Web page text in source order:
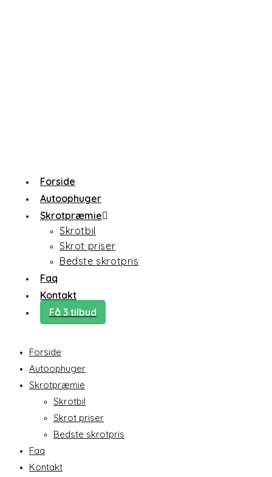
Forside
Autoophuger
Skrotpræmie
Skrotbil
Skrot priser
Bedste skrotpris
Faq
Kontakt
Få 3 tilbud
Forside
Autoophuger
Skrotpræmie
Skrotbil
Skrot priser
Bedste skrotpris
Faq
Kontakt